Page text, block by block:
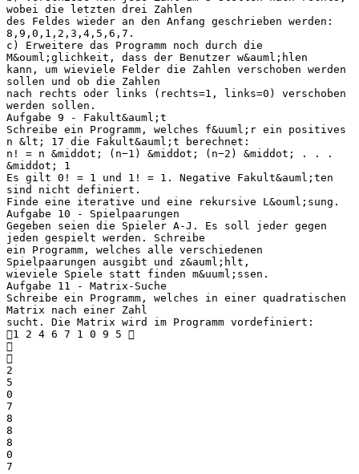
wobei die letzten drei Zahlen
des Feldes wieder an den Anfang geschrieben werden:
8,9,0,1,2,3,4,5,6,7.
c) Erweitere das Programm noch durch die
M&ouml;glichkeit, dass der Benutzer w&auml;hlen
kann, um wieviele Felder die Zahlen verschoben werden
sollen und ob die Zahlen
nach rechts oder links (rechts=1, links=0) verschoben
werden sollen.
Aufgabe 9 - Fakult&auml;t
Schreibe ein Programm, welches f&uuml;r ein positives
n &lt; 17 die Fakult&auml;t berechnet:
n! = n &middot; (n−1) &middot; (n−2) &middot; . . .
&middot; 1
Es gilt 0! = 1 und 1! = 1. Negative Fakult&auml;ten
sind nicht definiert.
Finde eine iterative und eine rekursive L&ouml;sung.
Aufgabe 10 - Spielpaarungen
Gegeben seien die Spieler A-J. Es soll jeder gegen
jeden gespielt werden. Schreibe
ein Programm, welches alle verschiedenen
Spielpaarungen ausgibt und z&auml;hlt,
wieviele Spiele statt finden m&uuml;ssen.
Aufgabe 11 - Matrix-Suche
Schreibe ein Programm, welches in einer quadratischen
Matrix nach einer Zahl
sucht. Die Matrix wird im Programm vordefiniert:
1 2 4 6 7 1 0 9 5 


2
5
0
7
8
8
8
0
7